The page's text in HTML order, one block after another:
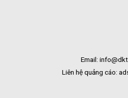
Email:
Liên hệ quảng cáo: